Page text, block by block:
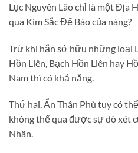
Lục Nguyên Lão chỉ là một Địa
qua Kim Sắc Đế Bào của nàng?
Trừ khi hắn sở hữu những loại
Hồn Liên, Bạch Hồn Liên hay
Nam thì có khả năng.
Thứ hai, Ẩn Thân Phù tuy có
không thể qua được sự dò xét
Nhãn.